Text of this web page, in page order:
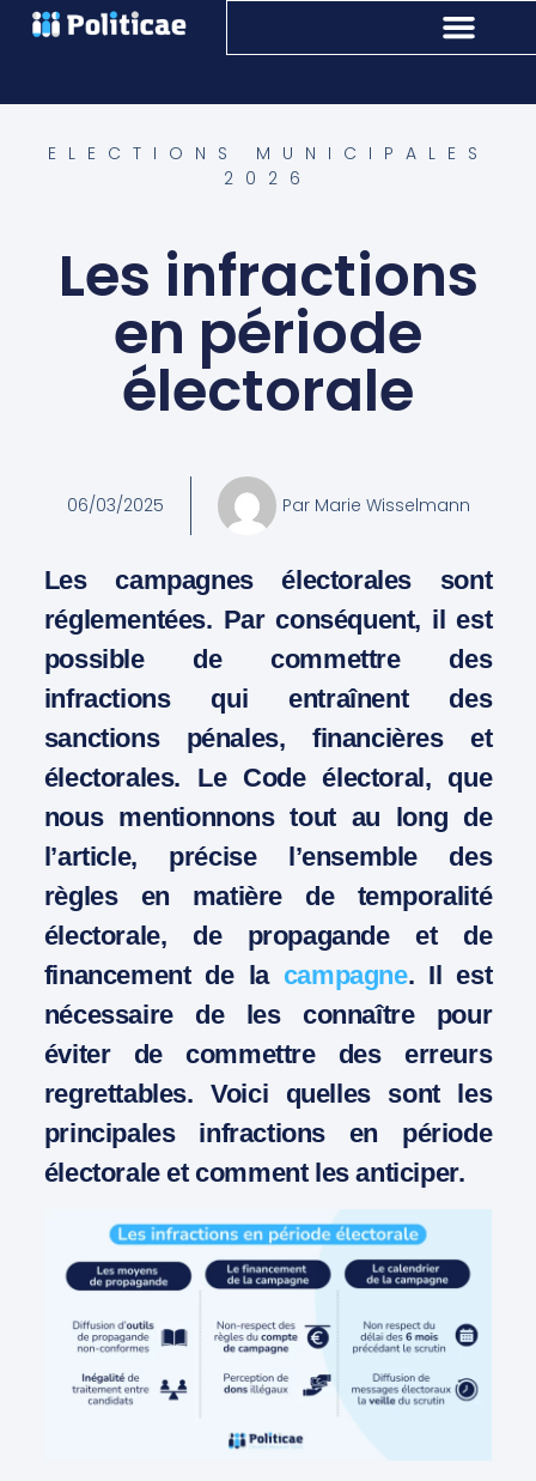
ELECTIONS MUNICIPALES
2026
Les infractions
en période
électorale
06/03/2025 ParMarie Wisselmann
Les campagnes électorales sont
réglementées. Par conséquent, il est
possible de commettre des
infractions qui entraînent des
sanctions pénales, financières et
électorales. Le Code électoral, que
nous mentionnons tout au long de
l’article, précise l’ensemble des
règles en matière de temporalité
électorale, de propagande et de
financement de la campagne. Il est
nécessaire de les connaître pour
éviter de commettre des erreurs
regrettables. Voici quelles sont les
principales infractions en période
électorale et comment les anticiper.